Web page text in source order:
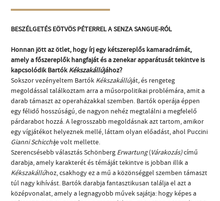
BESZÉLGETÉS EÖTVÖS PÉTERREL A SENZA SANGUE-RÓL
Honnan jött az ötlet, hogy írj egy kétszereplős kamaradrámát,
amely a főszereplők hangfaját és a zenekar apparátusát tekintve is
kapcsolódik BartókKékszakállújához?
Sokszor vezényeltem Bartók Kékszakállúját,és rengeteg
megoldással találkoztam arra a műsorpolitikai problémára, amit a
darab támaszt az operaházakkal szemben. Bartók operája éppen
egy félidő hosszúságú, de nagyon nehéz megtalálni a megfelelő
párdarabot hozzá. A legrosszabb megoldásnak azt tartom, amikor
egy vígjátékot helyeznek mellé, láttam olyan előadást, ahol Puccini
Gianni Schicchije volt mellette.
Szerencsésebb választás Schönberg Erwartung(Várakozás)című
darabja, amely karakterét és témáját tekintve is jobban illik a
Kékszakállúhoz, csakhogy ez a mű a közönséggel szemben támaszt
túl nagy kihívást. Bartók darabja fantasztikusan találja el azt a
középvonalat, amely a legnagyobb művek sajátja: hogy képes a